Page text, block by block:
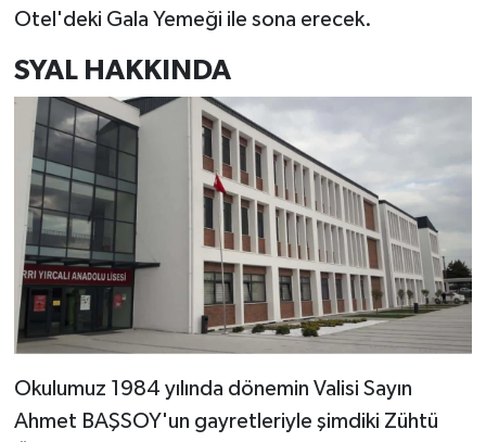
Otel'deki Gala Yemeği ile sona erecek.
SYAL HAKKINDA
Okulumuz 1984 yılında dönemin Valisi Sayın
Ahmet BAŞSOY'un gayretleriyle şimdiki Zühtü